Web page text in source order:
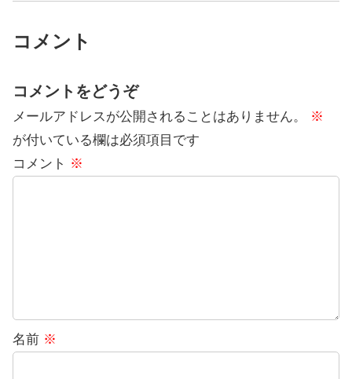
コメント
コメントをどうぞ
メールアドレスが公開されることはありません。
※
が付いている欄は必須項目です
コメント ※
名前 ※